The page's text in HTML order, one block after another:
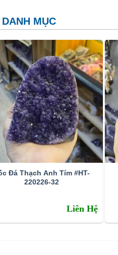
MỤC
Đá Thạch Anh Tím #HT-
220226-32
Liên Hệ